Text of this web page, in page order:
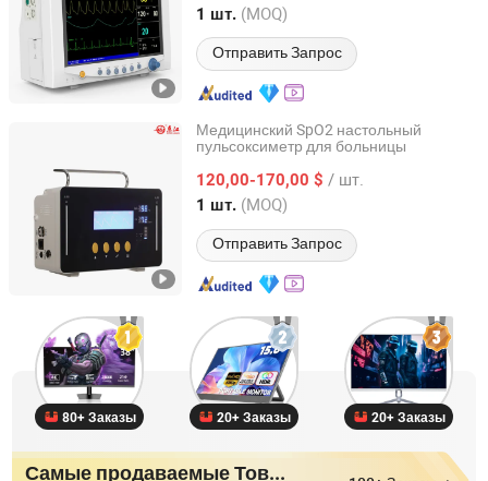
1 шт. (MOQ)
Отправить Запрос
Sichuan, China с 2025
Медицинский SpO2 настольный
пульсоксиметр для больницы
120,00-170,00 $ / шт.
1 шт. (MOQ)
Отправить Запрос
CMICS Medical Instrument Co., Ltd.
Guangdong, China с 2021
80+ Заказы 20+ Заказы 20+ Заказы
Самые продаваемые Товары